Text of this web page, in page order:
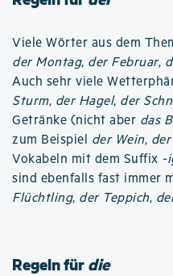
Viele Wörter aus dem
der Montag, der Februar,
Auch sehr viele
Sturm, der Hagel, der
Getränke (nicht aber das
zum Beispiel der Wein,
Vokabeln mit dem Suffix -
sind ebenfalls fast immer
Flüchtling, der Teppich,
Regeln fürdie